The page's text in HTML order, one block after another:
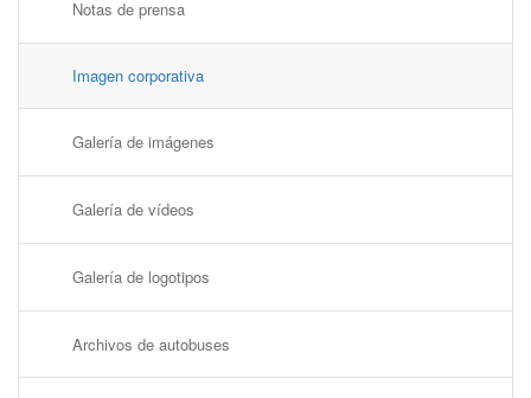
Notas de prensa
Imagen corporativa
Galería de imágenes
Galería de vídeos
Galería de logotipos
Archivos de autobuses